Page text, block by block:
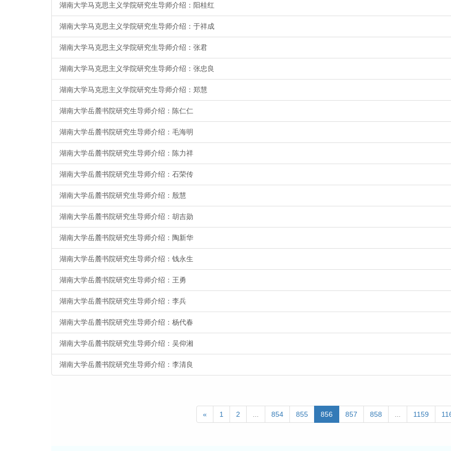
湖南大学马克思主义学院研究生导师介绍：阳桂红
湖南大学马克思主义学院研究生导师介绍：于祥成
湖南大学马克思主义学院研究生导师介绍：张君
湖南大学马克思主义学院研究生导师介绍：张忠良
湖南大学马克思主义学院研究生导师介绍：郑慧
湖南大学岳麓书院研究生导师介绍：陈仁仁
湖南大学岳麓书院研究生导师介绍：毛海明
湖南大学岳麓书院研究生导师介绍：陈力祥
湖南大学岳麓书院研究生导师介绍：石荣传
湖南大学岳麓书院研究生导师介绍：殷慧
湖南大学岳麓书院研究生导师介绍：胡吉勋
湖南大学岳麓书院研究生导师介绍：陶新华
湖南大学岳麓书院研究生导师介绍：钱永生
湖南大学岳麓书院研究生导师介绍：王勇
湖南大学岳麓书院研究生导师介绍：李兵
湖南大学岳麓书院研究生导师介绍：杨代春
湖南大学岳麓书院研究生导师介绍：吴仰湘
湖南大学岳麓书院研究生导师介绍：李清良
« Previous
1 2 854 855 856 (current)
857 858 1159